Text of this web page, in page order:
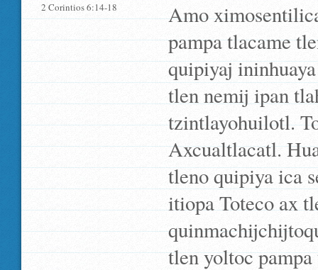
2 Corintios 6:14-18
Amo
pampa tlacame
quipiyaj
tlen nemij ipan
tzintlayohuilotl.
Axcualtlacatl.
tleno quipiya ica
itiopa Toteco ax
tlen yoltoc